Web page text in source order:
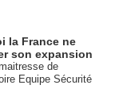
la France ne
son expansion
de
Equipe Sécurité